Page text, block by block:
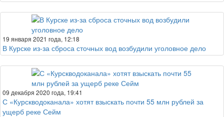
19 января 2021 года, 12:18
В Курске из-за сброса сточных вод возбудили уголовное дело
09 декабря 2020 года, 19:41
С «Курскводоканала» хотят взыскать почти 55 млн рублей за
ущерб реке Сейм